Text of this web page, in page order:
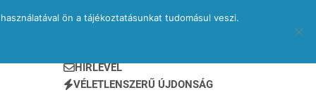
HÍRLEVÉL
VÉLETLENSZERŰ ÚJDONSÁG
ön a tájékoztatásunkat tudomásul veszi.